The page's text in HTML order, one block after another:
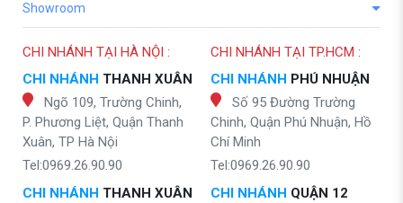
Showroom
CHI NHÁNH TẠI HÀ NỘI :
CHI NHÁNH THANH XUÂN
Ngõ 109, Trường Chinh,
P. Phương Liệt, Quận Thanh
Xuân, TP Hà Nội
Tel:0969.26.90.90
CHI NHÁNH THANH XUÂN
CHI NHÁNH TẠI TP.HCM :
CHI NHÁNH PHÚ NHUẬN
Số 95 Đường Trường
Chinh, Quận Phú Nhuận, Hồ
Chí Minh
Tel:0969.26.90.90
CHI NHÁNH QUẬN 12